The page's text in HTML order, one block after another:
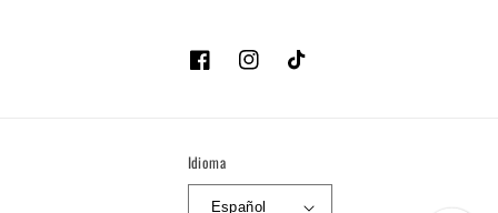
FacebookInstagramTikTok
Idioma
Español